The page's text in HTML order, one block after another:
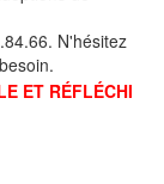
N'hésitez
ET RÉFLÉCHI